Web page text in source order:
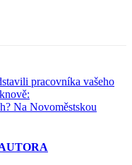
pracovníka vašeho
Na Novoměstskou